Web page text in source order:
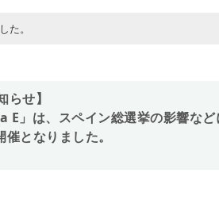
た。
らせ】
E」は、スペイン総選挙の影響な
催となりました。